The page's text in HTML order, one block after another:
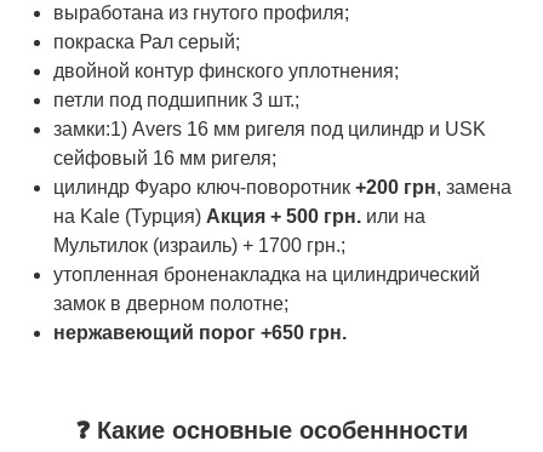
выработана из гнутого профиля;
покраска Рал серый;
двойной контур финского уплотнения;
петли под подшипник 3 шт.;
замки:1) Avers 16 мм ригеля под цилиндр и USK
сейфовый 16 мм ригеля;
цилиндр Фуаро ключ-поворотник +200 грн, замена
на Kale (Турция) Акция + 500 грн. или на
Мультилок (израиль) + 1700 грн.;
утопленная броненакладка на цилиндрический
замок в дверном полотне;
нержавеющий порог +650 грн.
❓ Какие основные особеннности